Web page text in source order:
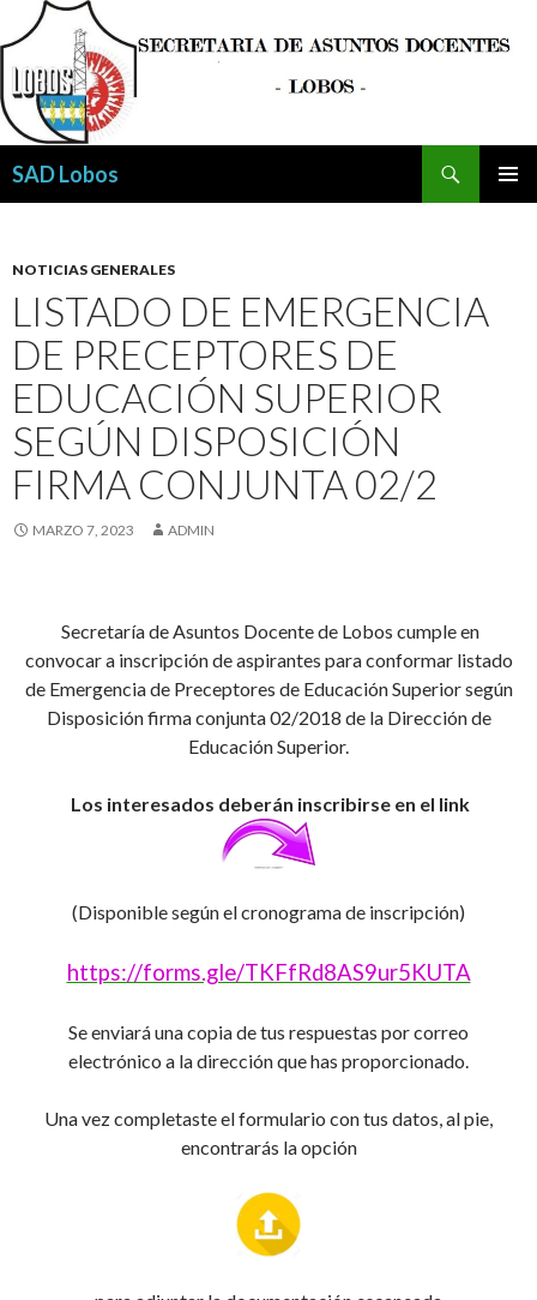
SAD Lobos
NOTICIAS GENERALES
LISTADO DE EMERGENCIA
DE PRECEPTORES DE
EDUCACIÓN SUPERIOR
SEGÚN DISPOSICIÓN
FIRMA CONJUNTA 02/2
MARZO 7, 2023 ADMIN
Secretaría de Asuntos Docente de Lobos cumple en
convocar a inscripción de aspirantes para conformar listado
de Emergencia de Preceptores de Educación Superior según
Disposición firma conjunta 02/2018 de la Dirección de
Educación Superior.
Los interesados deberán inscribirse en el link
(Disponible según el cronograma de inscripción)
https://forms.gle/TKFfRd8AS9ur5KUTA
Se enviará una copia de tus respuestas por correo
electrónico a la dirección que has proporcionado.
Una vez completaste el formulario con tus datos, al pie,
encontrarás la opción